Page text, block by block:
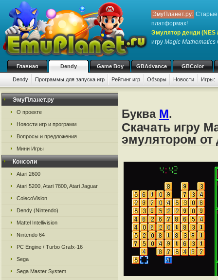
ЭмуПланет.ру: Старые
платформах!
Эмулятор денди (NES
игру Magic Mathematics
Главная Dendy Game Boy GBAdvance GBColor
Dendy Программы для запуска игр Рейтинг игр Обзоры Новости Игры:
ЭмуПланет.ру
О проекте
Новости игр и программ
Вопросы и предложения
Мини Игры
Консоли
Atari 2600
Atari 5200, Atari 7800, Atari Jaguar
ColecoVision
Dendy (Nintendo)
Mattel Intellivision
Nintendo 64
PC Engine / Turbo Grafx-16
Sega
Sega Master System
Буква M.
Скачать игру
эмулятором от